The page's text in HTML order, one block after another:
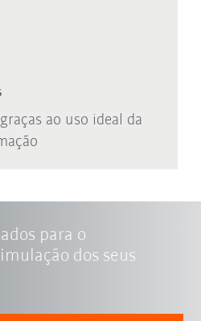
ao uso ideal da
para o
dos seus